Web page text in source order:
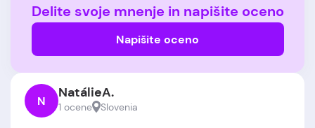
Delite svoje mnenje in napišite oceno
Napišite oceno
N NatálieA.
1 ocene Slovenia